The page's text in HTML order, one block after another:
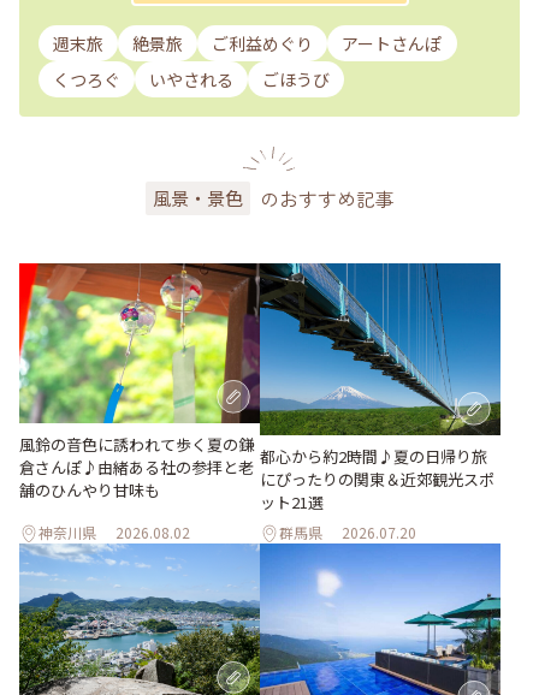
週末旅 絶景旅 ご利益めぐり
アートさんぽ
くつろぐ
いやされる ごほうび
風景・景色 のおすすめ記事
風鈴の音色に誘われて歩く夏の鎌
倉さんぽ♪由緒ある社の参拝と老
舗のひんやり甘味も
神奈川県 2026.08.02
都心から約2時間♪夏の日帰り旅
にぴったりの関東＆近郊観光スポ
ット21選
群馬県 2026.07.20